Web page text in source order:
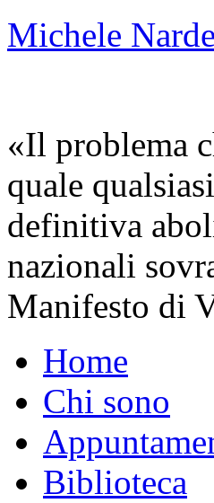
Michele
«Il problema
quale
definitiva
nazionali
Manifesto di
Home
Chi sono
Biblioteca